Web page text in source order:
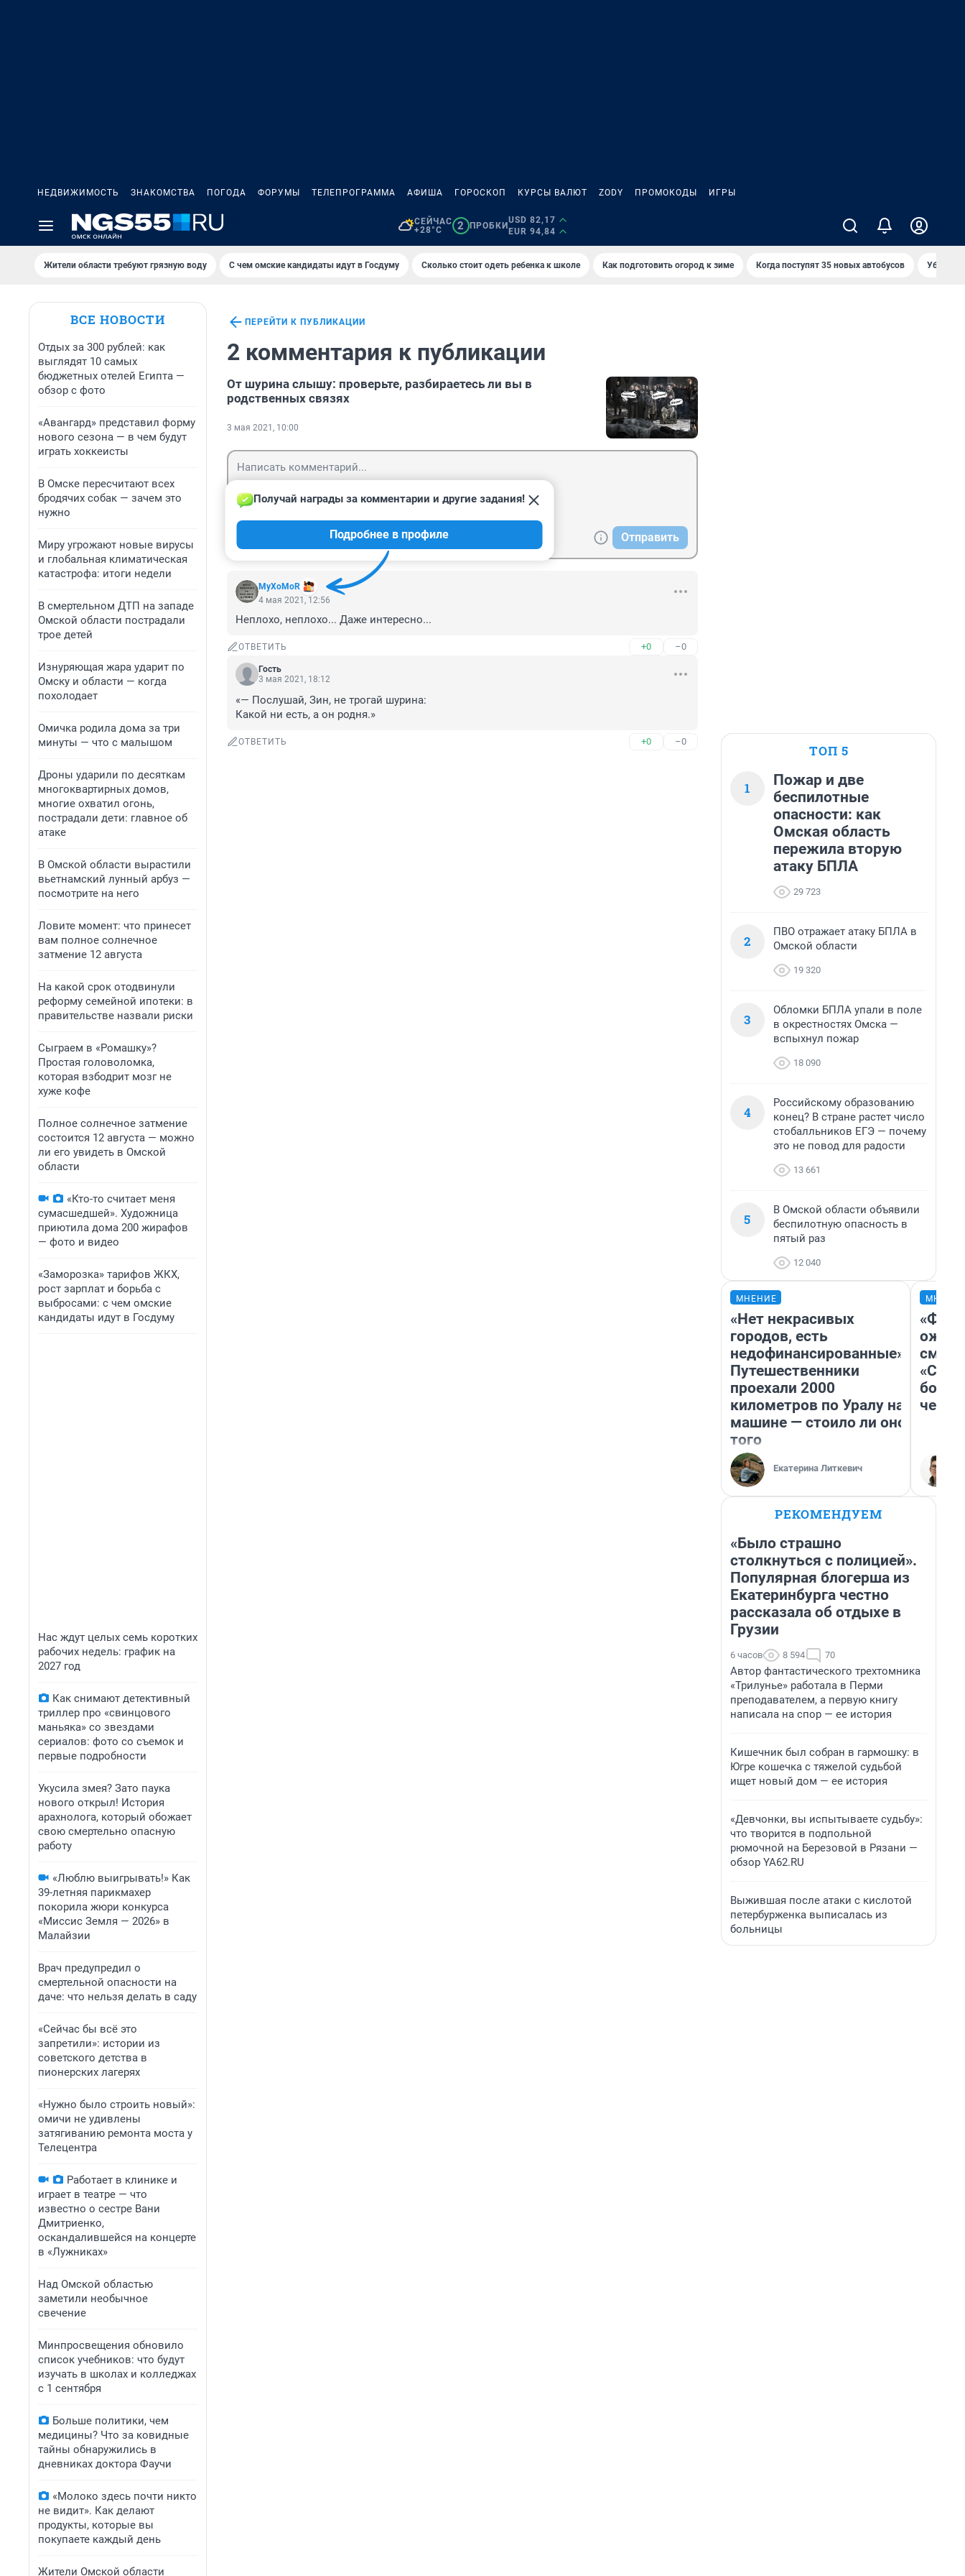
НЕДВИЖИМОСТЬ ЗНАКОМСТВА ПОГОДА ФОРУМЫ ТЕЛЕПРОГРАММА АФИША ГОРОСКОП КУРСЫ ВАЛЮТ ZODY ПРОМОКОДЫ ИГРЫ
СЕЙЧАС
+28°C
2 ПРОБКИ
USD 82,17
EUR 94,84
Жители области требуют грязную воду С чем омские кандидаты идут в Госдуму Сколько стоит одеть ребенка к школе Как подготовить огород к зиме Когда поступят 35 новых автобусов Убийца
ВСЕ НОВОСТИ
Отдых за 300 рублей: как
выглядят 10 самых
бюджетных отелей Египта —
обзор с фото
«Авангард» представил форму
нового сезона — в чем будут
играть хоккеисты
В Омске пересчитают всех
бродячих собак — зачем это
нужно
Миру угрожают новые вирусы
и глобальная климатическая
катастрофа: итоги недели
В смертельном ДТП на западе
Омской области пострадали
трое детей
Изнуряющая жара ударит по
Омску и области — когда
похолодает
Омичка родила дома за три
минуты — что с малышом
Дроны ударили по десяткам
многоквартирных домов,
многие охватил огонь,
пострадали дети: главное об
атаке
В Омской области вырастили
вьетнамский лунный арбуз —
посмотрите на него
Ловите момент: что принесет
вам полное солнечное
затмение 12 августа
На какой срок отодвинули
реформу семейной ипотеки: в
правительстве назвали риски
Сыграем в «Ромашку»?
Простая головоломка,
которая взбодрит мозг не
хуже кофе
Полное солнечное затмение
состоится 12 августа — можно
ли его увидеть в Омской
области
«Кто-то считает меня
сумасшедшей». Художница
приютила дома 200 жирафов
— фото и видео
«Заморозка» тарифов ЖКХ,
рост зарплат и борьба с
выбросами: с чем омские
кандидаты идут в Госдуму
Нас ждут целых семь коротких
рабочих недель: график на
2027 год
Как снимают детективный
триллер про «свинцового
маньяка» со звездами
сериалов: фото со съемок и
первые подробности
Укусила змея? Зато паука
нового открыл! История
арахнолога, который обожает
свою смертельно опасную
работу
«Люблю выигрывать!» Как
39-летняя парикмахер
покорила жюри конкурса
«Миссис Земля — 2026» в
Малайзии
Врач предупредил о
смертельной опасности на
даче: что нельзя делать в саду
«Сейчас бы всё это
запретили»: истории из
советского детства в
пионерских лагерях
«Нужно было строить новый»:
омичи не удивлены
затягиванию ремонта моста у
Телецентра
Работает в клинике и
играет в театре — что
известно о сестре Вани
Дмитриенко,
оскандалившейся на концерте
в «Лужниках»
Над Омской областью
заметили необычное
свечение
Минпросвещения обновило
список учебников: что будут
изучать в школах и колледжах
с 1 сентября
Больше политики, чем
медицины? Что за ковидные
тайны обнаружились в
дневниках доктора Фаучи
«Молоко здесь почти никто
не видит». Как делают
продукты, которые вы
покупаете каждый день
Жители Омской области
ПЕРЕЙТИ К ПУБЛИКАЦИИ
2 комментария к публикации
От шурина слышу: проверьте, разбираетесь ли вы в
родственных связях
3 мая 2021, 10:00
Отправить
MyXoMoR
Получай награды за комментарии и другие задания!
Подробнее в профиле
4 мая 2021, 12:56
Неплохо, неплохо... Даже интересно...
ОТВЕТИТЬ +0 –0
Гость
3 мая 2021, 18:12
«— Послушай, Зин, не трогай шурина:
Какой ни есть, а он родня.»
ОТВЕТИТЬ +0 –0
ТОП 5
1
Пожар и две
беспилотные
опасности: как
Омская область
пережила вторую
атаку БПЛА
29 723
2
ПВО отражает атаку БПЛА в
Омской области
19 320
3
Обломки БПЛА упали в поле
в окрестностях Омска —
вспыхнул пожар
18 090
4
Российскому образованию
конец? В стране растет число
стобалльников ЕГЭ — почему
это не повод для радости
13 661
5
В Омской области объявили
беспилотную опасность в
пятый раз
12 040
МНЕНИЕ
«Нет некрасивых
городов, есть
недофинансированные».
Путешественники
проехали 2000
километров по Уралу на
машине — стоило ли оно
того
Екатерина Литкевич
РЕКОМЕНДУЕМ
«Было страшно
столкнуться с полицией».
Популярная блогерша из
Екатеринбурга честно
рассказала об отдыхе в
Грузии
6 часов 8 594 70
Автор фантастического трехтомника
«Трилунье» работала в Перми
преподавателем, а первую книгу
написала на спор — ее история
Кишечник был собран в гармошку: в
Югре кошечка с тяжелой судьбой
ищет новый дом — ее история
«Девчонки, вы испытываете судьбу»:
что творится в подпольной
рюмочной на Березовой в Рязани —
обзор YA62.RU
Выжившая после атаки с кислотой
петербурженка выписалась из
больницы